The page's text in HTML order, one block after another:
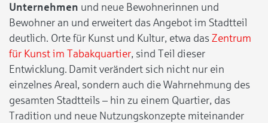
Unternehmen und neue Bewohnerinnen und
Bewohner an und erweitert das Angebot im Stadtteil
deutlich. Orte für Kunst und Kultur, etwa das Zentrum
für Kunst im Tabakquartier, sind Teil dieser
Entwicklung. Damit verändert sich nicht nur ein
einzelnes Areal, sondern auch die Wahrnehmung des
gesamten Stadtteils – hin zu einem Quartier, das
Tradition und neue Nutzungskonzepte miteinander